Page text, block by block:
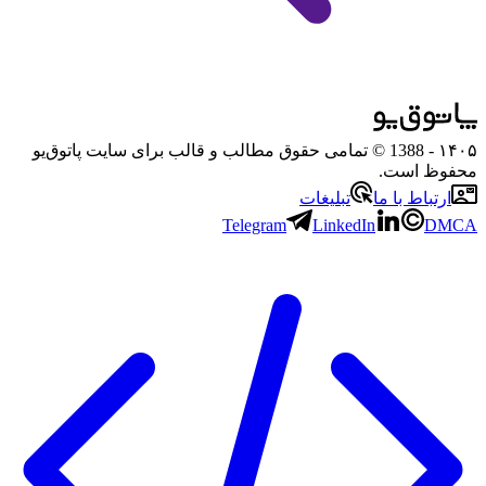
۱۴۰۵
- 1388 © تمامی حقوق مطالب و قالب برای سایت پاتوق‌یو
محفوظ است.
ارتباط با ما
تبلیغات
Telegram
LinkedIn DMCA